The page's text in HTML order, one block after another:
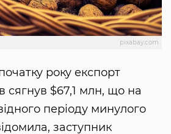
pixabay.com
року експорт
сягнув $67,1 млн, що на
періоду минулого
заступник